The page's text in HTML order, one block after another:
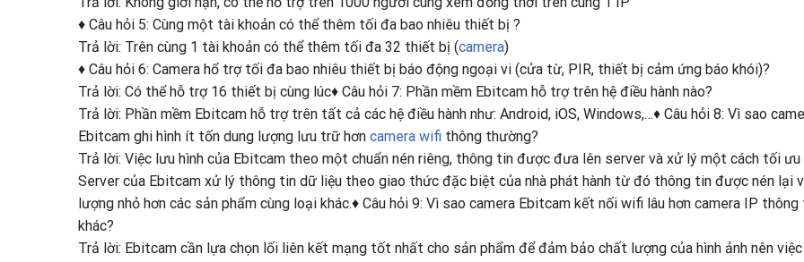
♦ Câu hỏi 5: Cùng một tài khoản có thể thêm tối đa bao nhiêu thiết bị ?
Trả lời: Trên cùng 1 tài khoản có thể thêm tối đa 32 thiết bị (camera)
♦ Câu hỏi 6: Camera hổ trợ tối đa bao nhiêu thiết bị báo động ngoại vi (cửa từ, PIR, thiết bị cảm ứng báo khói)?
Trả lời: Có thể hỗ trợ 16 thiết bị cùng lúc♦ Câu hỏi 7: Phần mềm Ebitcam hỗ trợ trên hệ điều hành nào?
Trả lời: Phần mềm Ebitcam hỗ trợ trên tất cả các hệ điều hành như: Android, iOS, Windows,…♦ Câu hỏi 8: Vì sao
Ebitcam ghi hình ít tốn dung lượng lưu trữ hơn camera wifi thông thường?
Trả lời: Việc lưu hình của Ebitcam theo một chuẩn nén riêng, thông tin được đưa lên server và xử lý một cách tối ưu
Server của Ebitcam xử lý thông tin dữ liệu theo giao thức đặc biệt của nhà phát hành từ đó thông tin được nén lại
lượng nhỏ hơn các sản phẩm cùng loại khác.♦ Câu hỏi 9: Vì sao camera Ebitcam kết nối wifi lâu hơn camera IP
khác?
Trả lời: Ebitcam cần lựa chọn lối liên kết mạng tốt nhất cho sản phẩm để đảm bảo chất lượng của hình ảnh nên